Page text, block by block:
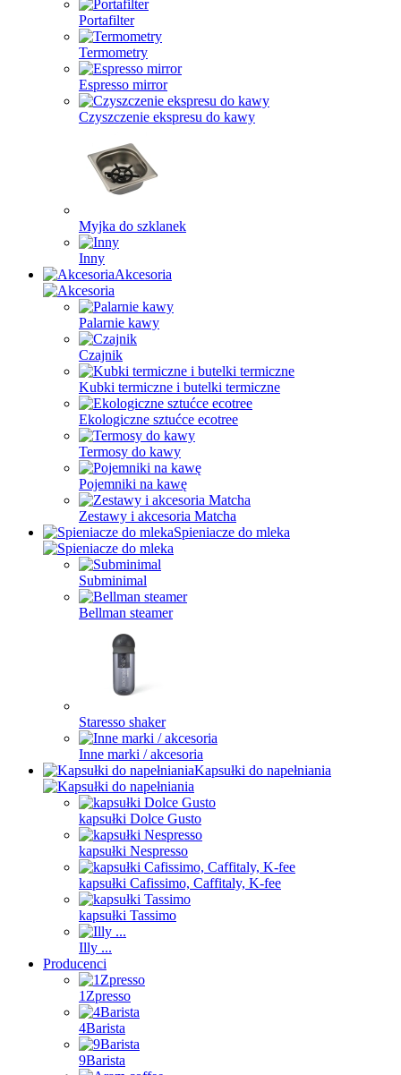
Portafilter
Termometry
Espresso mirror
Czyszczenie ekspresu do kawy
Myjka do szklanek
Inny
Akcesoria
Palarnie kawy
Czajnik
Kubki termiczne i butelki termiczne
Ekologiczne sztućce ecotree
Termosy do kawy
Pojemniki na kawę
Zestawy i akcesoria Matcha
Spieniacze do mleka
Subminimal
Bellman steamer
Staresso shaker
Inne marki / akcesoria
Kapsułki do napełniania
kapsułki Dolce Gusto
kapsułki Nespresso
kapsułki Cafissimo, Caffitaly, K-fee
kapsułki Tassimo
Illy ...
Producenci
1Zpresso
4Barista
9Barista